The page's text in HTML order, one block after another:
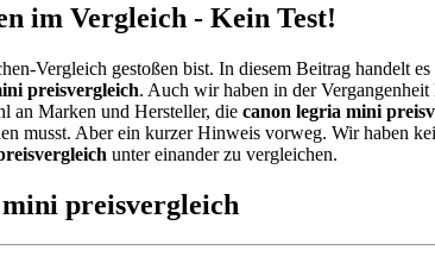
im Vergleich - Kein Test!
Vergleich gestoßen bist. In diesem Beitrag handelt
preisvergleich. Auch wir haben in der Vergangenheit
an Marken und Hersteller, die canon legria mini
musst. Aber ein kurzer Hinweis vorweg. Wir haben
unter einander zu vergleichen.
preisvergleich